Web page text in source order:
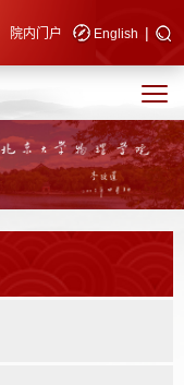
院内门户 English |